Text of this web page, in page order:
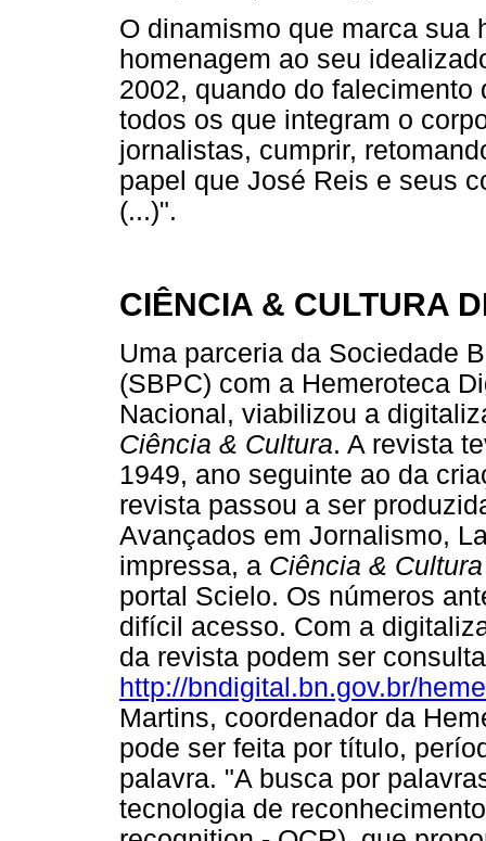
O dinamismo que marca sua
homenagem ao seu
2002, quando do
todos os que integram o
jornalistas, cumprir,
papel que José Reis e seus
(...)".
CIÊNCIA & CULTURA
Uma parceria da Sociedade
(SBPC) com a Hemeroteca
Nacional, viabilizou a
Ciência & Cultura. A revista
1949, ano seguinte ao da
revista passou a ser
Avançados em Jornalismo,
impressa, a Ciência &
portal Scielo. Os números
difícil acesso. Com a
da revista podem ser
http://bndigital.bn.gov.br/
Martins, coordenador da
pode ser feita por título,
palavra. "A busca por
tecnologia de